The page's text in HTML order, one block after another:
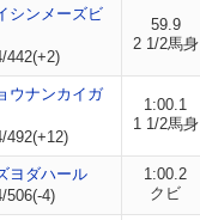
シンメーズビ
442(+2)
59.9
2 1/2馬身
ウナンカイガ
492(+12)
1:00.1
1 1/2馬身
ヨダハール
506(-4)
1:00.2
クビ